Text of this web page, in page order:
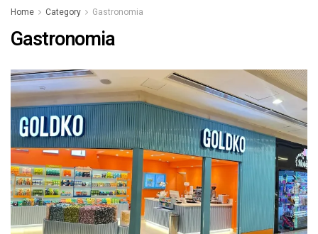
Home Category Gastronomia
Gastronomia